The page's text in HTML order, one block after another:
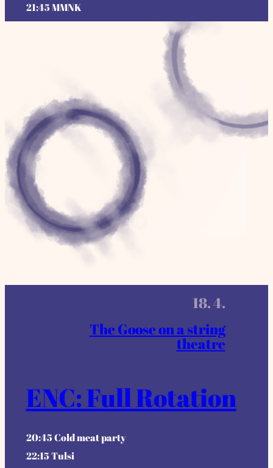
21:45 MMNK
18. 4.
The Goose on a string
theatre
ENC: Full Rotation
20:45 Cold meat party
22:15 Tulsi